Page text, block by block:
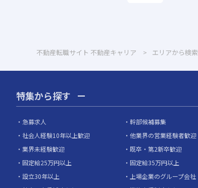
不動産転職サイト 不動産キャリア エリアから検索
特集から探す
急募求人 幹部候補募集
社会人経験10年以上歓迎
他業界の営業経験者歓迎
業界未経験歓迎
既卒・第2新卒歓迎
固定給25万円以上
固定給35万円以上
設立30年以上
上場企業のグループ会社